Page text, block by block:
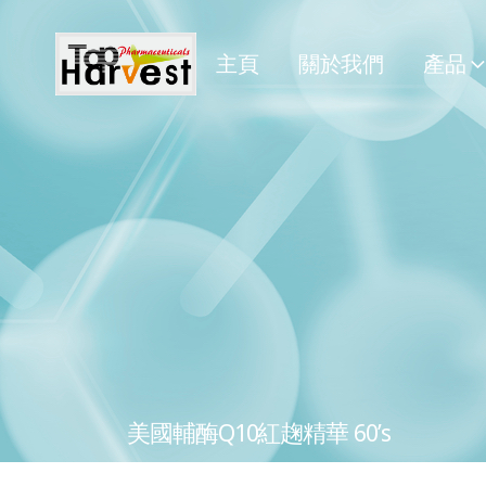
主頁 關於我們 產品
美國輔酶Q10紅趜精華 60’s